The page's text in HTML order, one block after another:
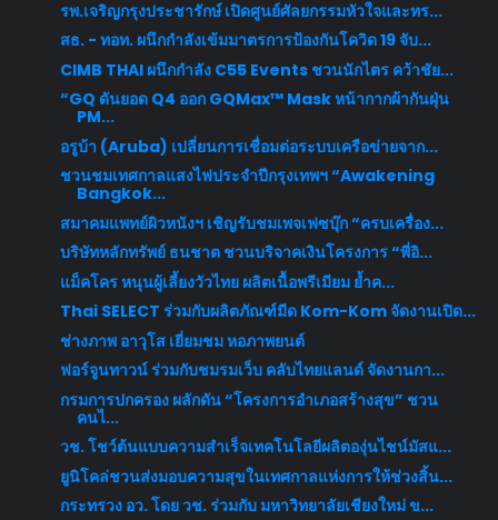
รพ.เจริญกรุงประชารักษ์ เปิดศูนย์ศัลยกรรมหัวใจและทร...
สธ. - ทอท. ผนึกกำลังเข้มมาตรการป้องกันโควิด 19 จับ...
CIMB THAI ผนึกกำลัง C55 Events ชวนนักไตร คว้าชัย...
“GQ ดันยอด Q4 ออก GQMax™ Mask หน้ากากผ้ากันฝุ่น
PM...
อรูบ้า (Aruba) เปลี่ยนการเชื่อมต่อระบบเครือข่ายจาก...
ชวนชมเทศกาลแสงไฟประจำปีกรุงเทพฯ “Awakening
Bangkok...
สมาคมแพทย์ผิวหนังฯ เชิญรับชมเพจเฟซบุ๊ก “ครบเครื่อง...
บริษัทหลักทรัพย์ ธนชาต ชวนบริจาคเงินโครงการ “พี่อิ...
แม็คโคร หนุนผู้เลี้ยงวัวไทย ผลิตเนื้อพรีเมียม ย้ำค...
Thai SELECT ร่วมกับผลิตภัณฑ์มีด Kom-Kom จัดงานเปิด...
ช่างภาพ อาวุโส เยี่ยมชม หอภาพยนต์
ฟอร์จูนทาวน์ ร่วมกับชมรมเว็บ คลับไทยแลนด์ จัดงานกา...
กรมการปกครอง ผลักดัน “โครงการอำเภอสร้างสุข” ชวน
คนไ...
วช. โชว์ต้นแบบความสำเร็จเทคโนโลยีผลิตองุ่นไชน์มัสแ...
ยูนิโคล่ชวนส่งมอบความสุขในเทศกาลแห่งการให้ช่วงสิ้น...
กระทรวง อว. โดย วช. ร่วมกับ มหาวิทยาลัยเชียงใหม่ ข...